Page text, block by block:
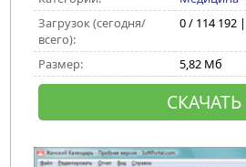
Загрузок (сегодня/
всего):
0 / 114 192 |
Размер: 5,82 Мб
СКАЧАТЬ